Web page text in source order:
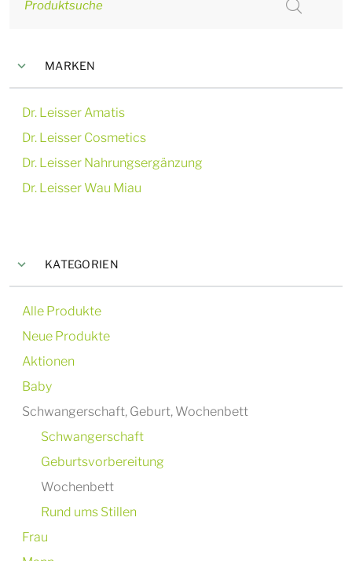
Produktsuche
MARKEN
Dr. Leisser Amatis
Dr. Leisser Cosmetics
Dr. Leisser Nahrungsergänzung
Dr. Leisser Wau Miau
KATEGORIEN
Alle Produkte
Neue Produkte
Aktionen
Baby
Schwangerschaft, Geburt, Wochenbett
Schwangerschaft
Geburtsvorbereitung
Wochenbett
Rund ums Stillen
Frau